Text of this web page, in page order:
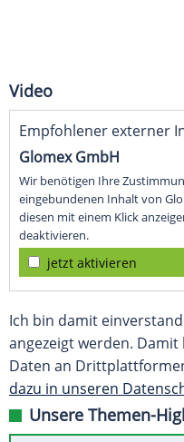
Video
Empfohlener externer
Glomex GmbH
Wir benötigen Ihre
eingebundenen Inhalt von
diesen mit einem Klick
deaktivieren.
jetzt aktivieren
Ich bin damit
angezeigt werden.
Daten an
dazu in unseren
Unsere Themen-